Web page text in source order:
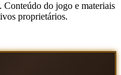
do jogo e materiais
proprietários.